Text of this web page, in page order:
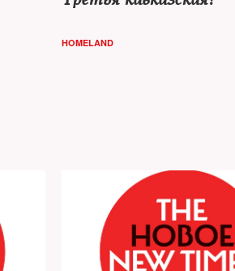
HOMELAND